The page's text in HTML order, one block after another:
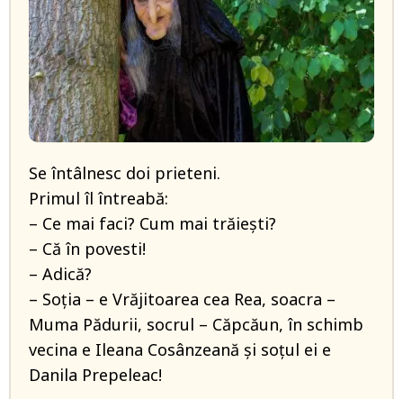
Se întâlnesc doi prieteni.
Primul îl întreabă:
– Ce mai faci? Cum mai trăiești?
– Că în povesti!
– Adică?
– Soția – e Vrăjitoarea cea Rea, soacra –
Muma Pădurii, socrul – Căpcăun, în schimb
vecina e Ileana Cosânzeană și soțul ei e
Danila Prepeleac!